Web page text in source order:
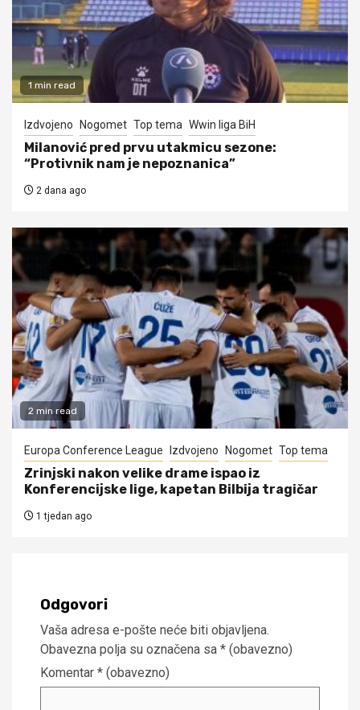
1 min read
Izdvojeno Nogomet Top tema Wwin liga BiH
Milanović pred prvu utakmicu sezone:
“Protivnik nam je nepoznanica”
2 dana ago
2 min read
Europa Conference League Izdvojeno Nogomet Top tema
Zrinjski nakon velike drame ispao iz
Konferencijske lige, kapetan Bilbija tragičar
1 tjedan ago
Odgovori
Vaša adresa e-pošte neće biti objavljena.
Obavezna polja su označena sa * (obavezno)
Komentar * (obavezno)